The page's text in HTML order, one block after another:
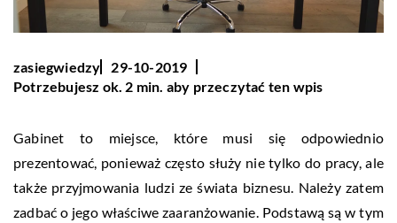
zasiegwiedzy
29-10-2019
Potrzebujesz ok. 2 min. aby przeczytać ten wpis
Gabinet to miejsce, które musi się odpowiednio
prezentować, ponieważ często służy nie tylko do pracy, ale
także przyjmowania ludzi ze świata biznesu. Należy zatem
zadbać o jego właściwe zaaranżowanie. Podstawą są w tym